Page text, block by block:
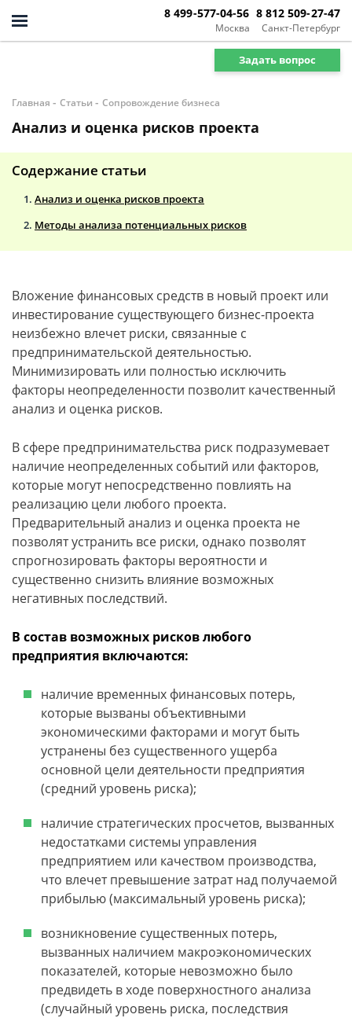
Москва
8 499-577-04-56
Санкт-Петербург
8 812 509-27-47
Задать вопрос
Главная - Статьи - Сопровождение бизнеса
Анализ и оценка рисков проекта
Содержание статьи
Анализ и оценка рисков проекта
Методы анализа потенциальных рисков
Вложение финансовых средств в новый проект или
инвестирование существующего бизнес-проекта
неизбежно влечет риски, связанные с
предпринимательской деятельностью.
Минимизировать или полностью исключить
факторы неопределенности позволит качественный
анализ и оценка рисков.
В сфере предпринимательства риск подразумевает
наличие неопределенных событий или факторов,
которые могут непосредственно повлиять на
реализацию цели любого проекта.
Предварительный анализ и оценка проекта не
позволят устранить все риски, однако позволят
спрогнозировать факторы вероятности и
существенно снизить влияние возможных
негативных последствий.
В состав возможных рисков любого
предприятия включаются:
наличие временных финансовых потерь,
которые вызваны объективными
экономическими факторами и могут быть
устранены без существенного ущерба
основной цели деятельности предприятия
(средний уровень риска);
наличие стратегических просчетов, вызванных
недостатками системы управления
предприятием или качеством производства,
что влечет превышение затрат над получаемой
прибылью (максимальный уровень риска);
возникновение существенных потерь,
вызванных наличием макроэкономических
показателей, которые невозможно было
предвидеть в ходе поверхностного анализа
(случайный уровень риска, последствия